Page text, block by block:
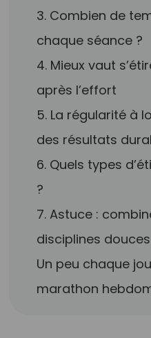
3. Combien de
chaque séance ?
4. Mieux vaut
après l’effort
5. La régularité à
des résultats
6. Quels types
?
7. Astuce :
disciplines douces
Un peu chaque
marathon